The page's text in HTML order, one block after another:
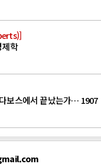
제학
보스에서 끝났는가… 1907